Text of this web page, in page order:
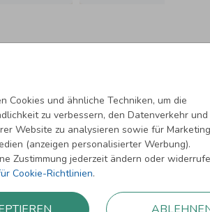
Cookies und ähnliche Techniken, um die
zu verbessern, den Datenverkehr und
Website zu analysieren sowie für
(anzeigen personalisierter Werbung).
Zustimmung jederzeit ändern oder
Cookie-Richtlinien.
abonnieren und 5,00
Dich zu unserem Newsletter an und